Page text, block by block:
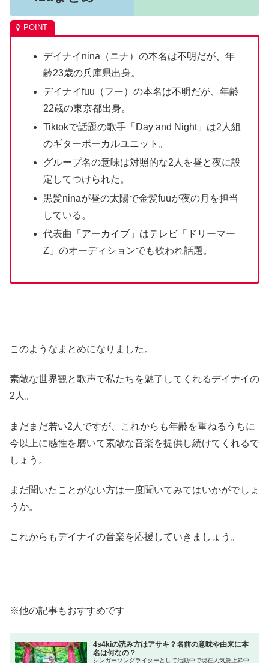
デイナイnina（ニナ）の本名は不明だが、年
齢23歳の兵庫県出身。
デイナイfuu（フー）の本名は不明だが、年齢
22歳の東京都出身。
Tiktokで話題の歌手「Day and Night」は2人組
のギターボーカルユニット。
グループ名の意味は対照的な2人を昼と夜に設
定してつけられた。
黒髪ninaが昼の太陽で金髪fuuが夜の月を担当
している。
代表曲「アーカイブ」はテレビ「ドリーマー
Z」のオーディションでも歌われ話題。
このようなまとめになりました。
素敵な世界観と歌声で私たちを魅了してくれるデイナイの
2人。
まだまだ若い2人ですが、これからも年齢を重ねるうちに
今以上に感性を磨いて素敵な音楽を提供し続けてくれるで
しょう。
まだ聞いたことがない方は一度聞いてみてはいかがでしょ
うか。
これからもデイナイの音楽を応援していきましょう。
※他の記事もおすすめです
4s4kiの読み方はアサキ？名前の意味や由来に本
名は何なの？
シンガーソングライターとして活動中で現在人気急上昇中